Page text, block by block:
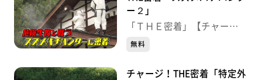
ー２」
「ＴＨＥ密着」【チャー
ジ！】
無料
チャージ！THE密着「特定外